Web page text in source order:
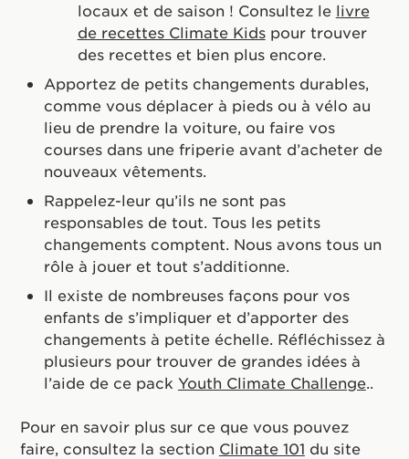
locaux et de saison ! Consultez le livre
de recettes Climate Kidspour trouver
des recettes et bien plus encore.
Apportez de petits changements durables,
comme vous déplacer à pieds ou à vélo au
lieu de prendre la voiture, ou faire vos
courses dans une friperie avant d’acheter de
nouveaux vêtements.
Rappelez-leur qu’ils ne sont pas
responsables de tout. Tous les petits
changements comptent. Nous avons tous un
rôle à jouer et tout s’additionne.
Il existe de nombreuses façons pour vos
enfants de s’impliquer et d’apporter des
changements à petite échelle. Réfléchissez à
plusieurs pour trouver de grandes idées à
l’aide de ce pack Youth Climate Challenge..
Pour en savoir plus sur ce que vous pouvez
faire, consultez la section Climate 101 du site